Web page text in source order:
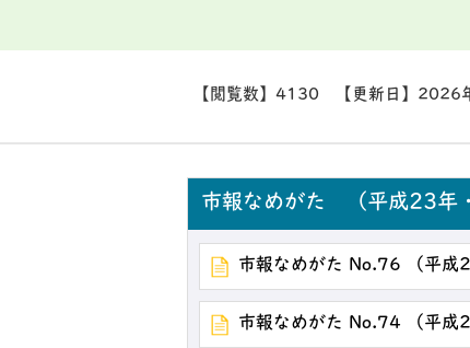
【閲覧数】 4130 【更新日】 2026
市報なめがた （平成23年
市報なめがた No.76 （平成
市報なめがた No.74 （平成